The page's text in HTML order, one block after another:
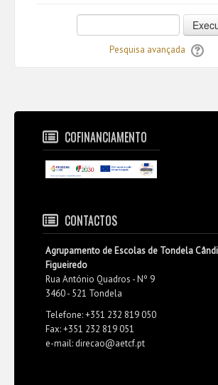
Pesquisa avançada
COFINANCIAMENTO
CONTACTOS
Agrupamento de Escolas de Tondela
Figueiredo
Rua António Quadros - Nº 9
3460 - 521 Tondela
Telefone: +351 232 819 050
Fax: +351 232 819 051
e-mail: direcao@aetcf.pt